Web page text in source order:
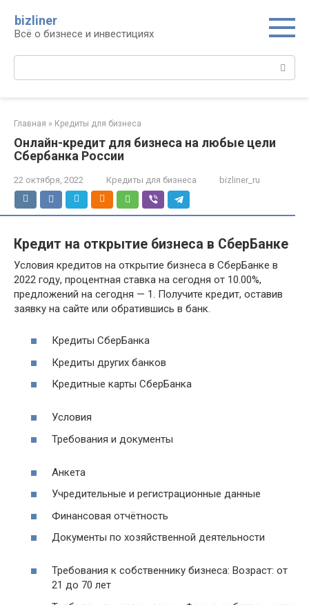
контенту
bizliner
Всё о бизнесе и инвестициях
Поиск:
Главная » Кредиты для бизнеса
Онлайн-кредит для бизнеса на любые цели
Сбербанка России
22 октября, 2022 Кредиты для бизнеса bizliner_ru
Кредит на открытие бизнеса в СберБанке
Условия кредитов на открытие бизнеса в СберБанке в
2022 году, процентная ставка на сегодня от 10.00%,
предложений на сегодня — 1. Получите кредит, оставив
заявку на сайте или обратившись в банк.
Кредиты СберБанка
Кредиты других банков
Кредитные карты СберБанка
Условия
Требования и документы
Анкета
Учредительные и регистрационные данные
Финансовая отчётность
Документы по хозяйственной деятельности
Требования к собственнику бизнеса: Возраст: от
21 до 70 лет